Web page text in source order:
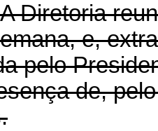
Diretoria
e,
pelo
de,